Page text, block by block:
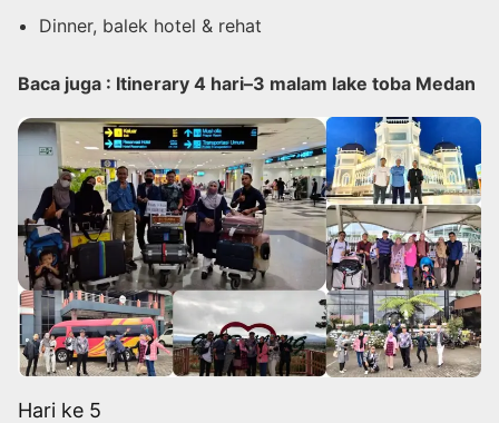
Dinner, balek hotel & rehat
Baca juga : Itinerary 4 hari–3 malam lake toba Medan
Hari ke 5